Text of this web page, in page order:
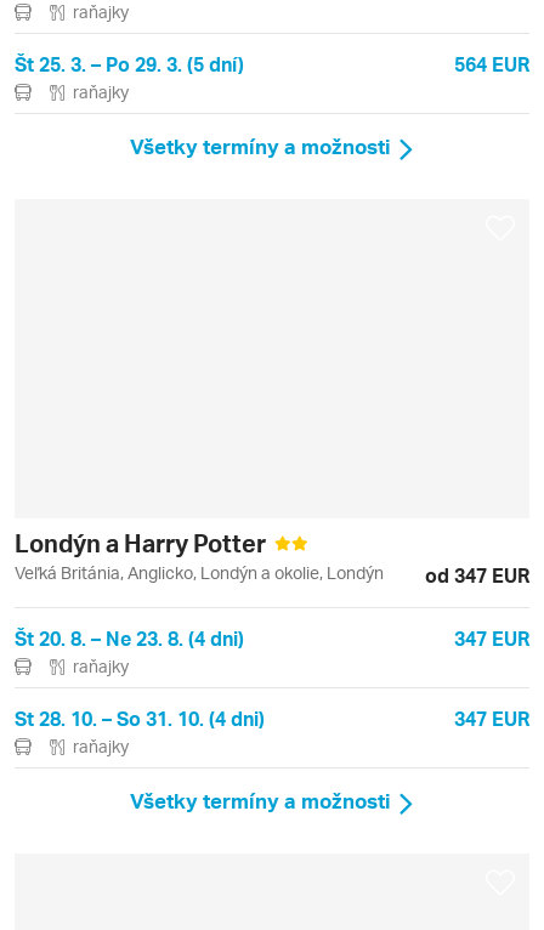
raňajky
Št 25. 3. – Po 29. 3. (5 dní) 564 EUR
raňajky
Všetky termíny a možnosti
Londýn a Harry Potter
Veľká Británia, Anglicko, Londýn a okolie, Londýn od 347 EUR
Št 20. 8. – Ne 23. 8. (4 dni) 347 EUR
raňajky
St 28. 10. – So 31. 10. (4 dni) 347 EUR
raňajky
Všetky termíny a možnosti